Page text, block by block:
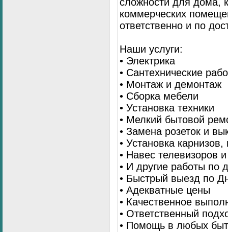
сложности для дома,
коммерческих
ответственно и по
Наши услуги:
• Электрика
• Сантехнические
• Монтаж и демонтаж
• Сборка мебели
• Установка техники
• Мелкий бытовой
• Замена розеток и
• Установка
• Навес телевизоров
• И другие работы по
• Быстрый выезд по
• Адекватные цены
• Качественное
• Ответственный
• Помощь в любых